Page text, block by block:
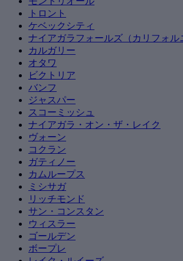
トロント
ケベックシティ
ナイアガラフォールズ（カリフォル
カルガリー
オタワ
ビクトリア
バンフ
ジャスパー
スコーミッシュ
ナイアガラ・オン・ザ・レイク
ヴォーン
コクラン
ガティノー
カムループス
ミシサガ
リッチモンド
サン・コンスタン
ウィスラー
ゴールデン
ボープレ